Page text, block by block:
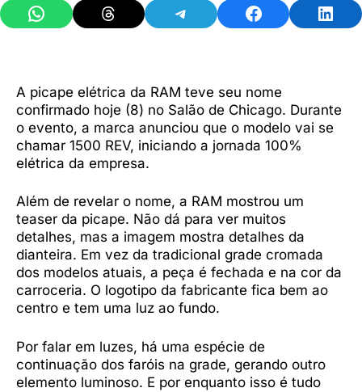
A picape elétrica da RAM teve seu nome
confirmado hoje (8) no Salão de Chicago. Durante
o evento, a marca anunciou que o modelo vai se
chamar 1500 REV, iniciando a jornada 100%
elétrica da empresa.
Além de revelar o nome, a RAM mostrou um
teaser da picape. Não dá para ver muitos
detalhes, mas a imagem mostra detalhes da
dianteira. Em vez da tradicional grade cromada
dos modelos atuais, a peça é fechada e na cor da
carroceria. O logotipo da fabricante fica bem ao
centro e tem uma luz ao fundo.
Por falar em luzes, há uma espécie de
continuação dos faróis na grade, gerando outro
elemento luminoso. E por enquanto isso é tudo